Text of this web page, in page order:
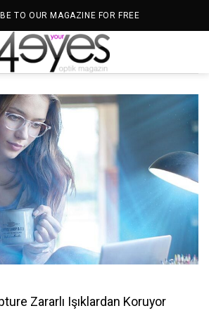
TO OUR MAGAZINE FOR FREE
Zararlı Işıklardan Koruyor